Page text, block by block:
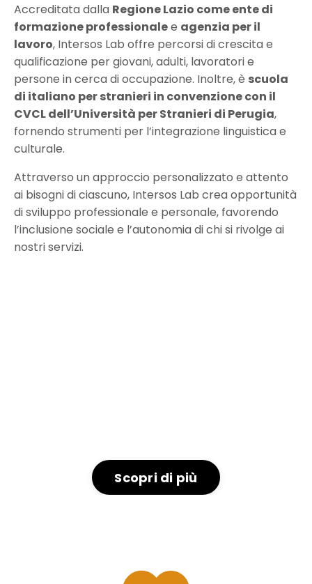
Accreditata dalla Regione Lazio come ente di
formazione professionalee agenzia per il
lavoro, Intersos Lab offre percorsi di crescita e
qualificazione per giovani, adulti, lavoratori e
persone in cerca di occupazione. Inoltre, è scuola
di italiano per stranieri in convenzione con il
CVCL dell’Università per Stranieri di Perugia,
fornendo strumenti per l’integrazione linguistica e
culturale.
Attraverso un approccio personalizzato e attento
ai bisogni di ciascuno, Intersos Lab crea opportunità
di sviluppo professionale e personale, favorendo
l’inclusione sociale e l’autonomia di chi si rivolge ai
nostri servizi.
Scopri di più